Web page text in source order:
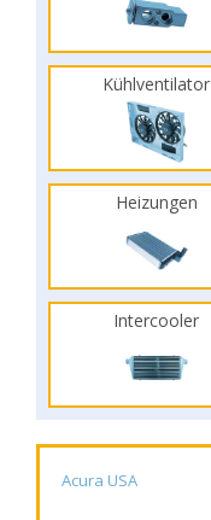
Kühlventilator
Heizungen
Intercooler
Acura USA